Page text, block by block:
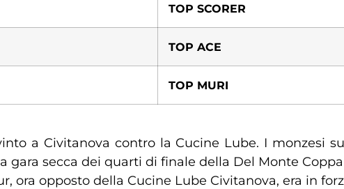
TOP SCORER
TOP ACE
TOP MURI
a Civitanova contro la Cucine Lube. I monzesi
gara secca dei quarti di finale della Del Monte
ora opposto della Cucine Lube Civitanova, era in